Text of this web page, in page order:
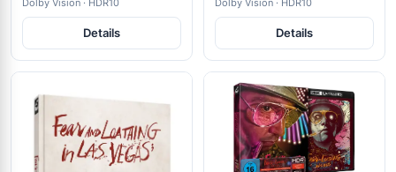
Bonus Blu-ray)
Details
Bonus Blu-ray)
Details